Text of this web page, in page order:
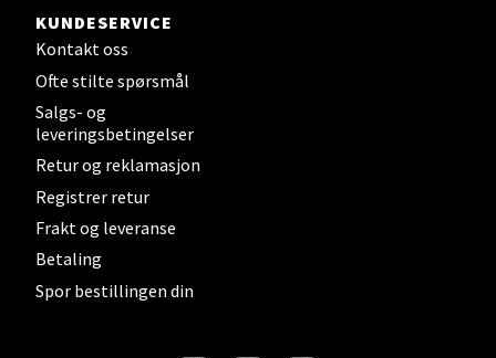
KUNDESERVICE
Kontakt oss
Ofte stilte spørsmål
Salgs- og
leveringsbetingelser
Retur og reklamasjon
Registrer retur
Frakt og leveranse
Betaling
Spor bestillingen din
Leirvik - Stord
Torgbakken 2, 5401 Stord
Åpent i dag 10-17
0 i butikk